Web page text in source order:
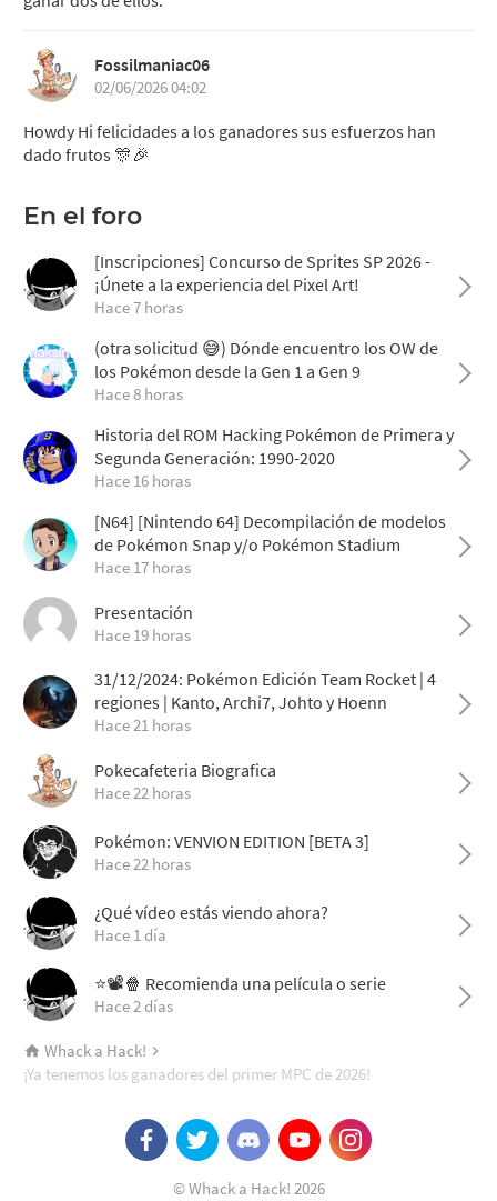
Fossilmaniac06
02/06/2026 04:02
Howdy Hi felicidades a los ganadores sus esfuerzos han
dado frutos 🎊🎉
En el foro
[Inscripciones] Concurso de Sprites SP 2026 -
¡Únete a la experiencia del Pixel Art!
Hace 7 horas
(otra solicitud 😅) Dónde encuentro los OW de
los Pokémon desde la Gen 1 a Gen 9
Hace 8 horas
Historia del ROM Hacking Pokémon de Primera y
Segunda Generación: 1990-2020
Hace 16 horas
[N64] [Nintendo 64] Decompilación de modelos
de Pokémon Snap y/o Pokémon Stadium
Hace 17 horas
Presentación
Hace 19 horas
31/12/2024: Pokémon Edición Team Rocket | 4
regiones | Kanto, Archi7, Johto y Hoenn
Hace 21 horas
Pokecafeteria Biografica
Hace 22 horas
Pokémon: VENVION EDITION [BETA 3]
Hace 22 horas
¿Qué vídeo estás viendo ahora?
Hace 1 día
⭐📽️🍿 Recomienda una película o serie
Hace 2 días
Whack a Hack!
¡Ya tenemos los ganadores del primer MPC de 2026!
© Whack a Hack! 2026